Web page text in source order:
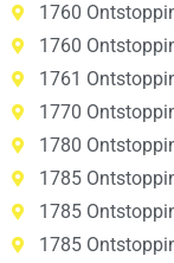
1760
1760
1761
1770
1780
1785
1785
1785